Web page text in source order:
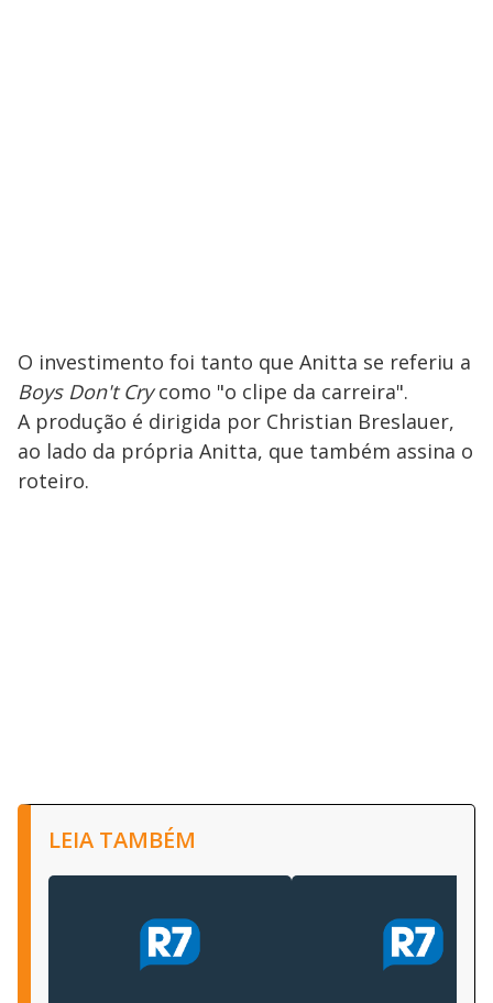
O investimento foi tanto que Anitta se referiu a
Boys Don't Crycomo "o clipe da carreira".
A produção é dirigida por Christian Breslauer,
ao lado da própria Anitta, que também assina o
roteiro.
LEIA TAMBÉM